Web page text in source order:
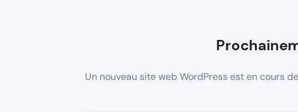
Un nouveau site web WordPress est en cours